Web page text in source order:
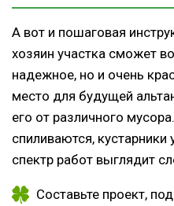
А вот и пошаговая
хозяин участка сможет
надежное, но и очень
место для будущей
его от различного
спиливаются,
спектр работ выглядит
Составьте проект,